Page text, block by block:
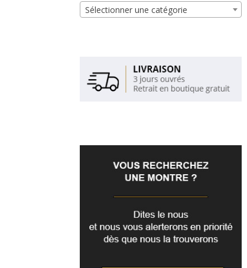
Sélectionner une catégorie